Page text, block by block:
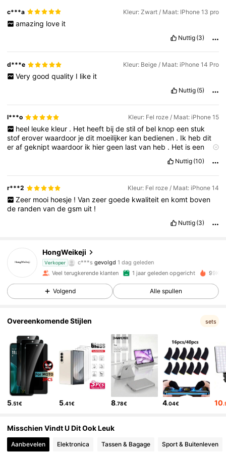
c***a Kleur: Zwart / Maat: IPhone 13 pro
amazing love it
Nuttig (3)
d***e Kleur: Beige / Maat: iPhone 14 Pro
Very good quality I like it
Nuttig (5)
l***o Kleur: Fel roze / Maat: iPhone 15
heel leuke kleur . Het heeft bij de stil of bel knop een stuk
stoferoverwaardoor jedit moeilijker kan bedienen . Ik hebdit
erafgekniptwaardoor ik hiergeen lastvan heb . Het iseen
knipt.
Nuttig (10)
r***2 Kleur: Fel roze / Maat: iPhone 14
Zeer mooi hoesje ! Van zeer goede kwaliteit en komt boven
de randenvandegsm uit !
Nuttig (3)
HongWeikeji
Verkoper c***s gevolgd 1 dag geleden
4.87 5.4K Volgers
4.87 5.4K Volgers
4.87 5.4K Volgers
Veel terugkerende klanten 1 jaar geleden opgericht 99K+
Volgend Alle spullen
Overeenkomende Stijlen sets
5.51€ 5.41€ 8.78€ 4.04€ 10
Misschien Vindt U Dit Ook Leuk
Aanbevelen Elektronica Tassen & Bagage Sport & Buitenleven